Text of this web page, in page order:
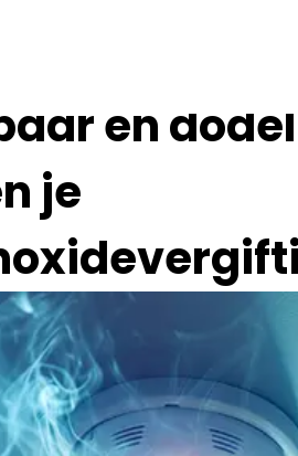
en
je